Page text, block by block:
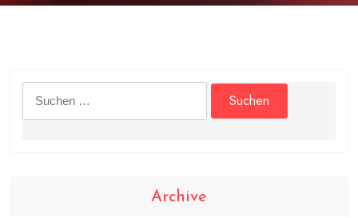
Suchen
nach:
Archive